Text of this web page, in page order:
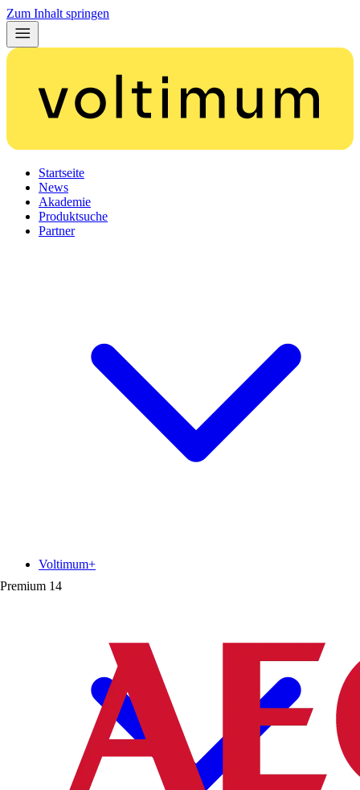
Zum Inhalt springen
Startseite
News
Akademie
Produktsuche
Partner
Premium 14
Voltimum+